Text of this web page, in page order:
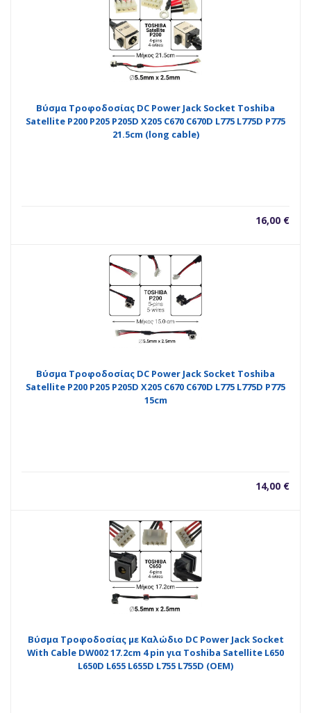
Βύσμα Τροφοδοσίας DC Power Jack Socket Toshiba
Satellite P200 P205 P205D X205 C670 C670D L775 L775D P775
21.5cm (long cable)
16,00 €
Βύσμα Τροφοδοσίας DC Power Jack Socket Toshiba
Satellite P200 P205 P205D X205 C670 C670D L775 L775D P775
15cm
14,00 €
Βύσμα Τροφοδοσίας με Καλώδιο DC Power Jack Socket
With Cable DW002 17.2cm 4 pin για Toshiba Satellite L650
L650D L655 L655D L755 L755D (OEM)